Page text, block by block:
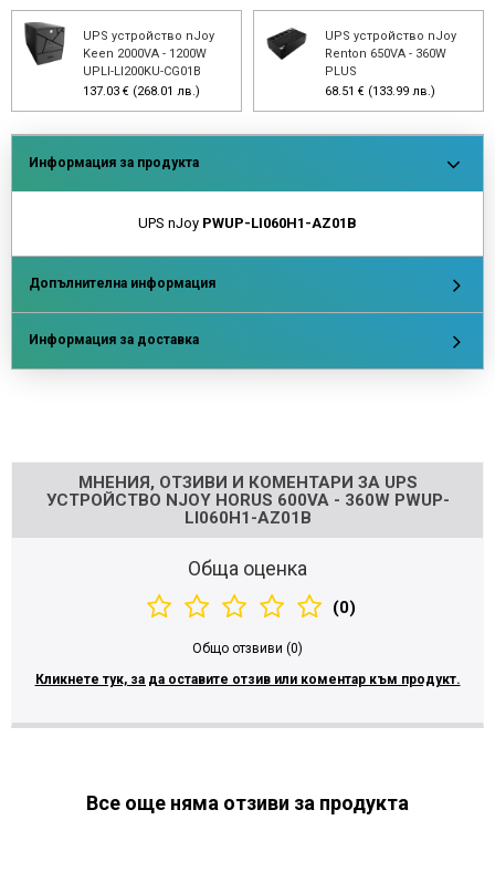
UPS устройство nJoy
Keen 2000VA - 1200W
UPLI-LI200KU-CG01B
137.03 € (268.01 лв.)
UPS устройство nJoy
Renton 650VA - 360W
PLUS
68.51 € (133.99 лв.)
Информация за продукта
UPS nJoy PWUP-LI060H1-AZ01B
Допълнителна информация
Информация за доставка
МНЕНИЯ, ОТЗИВИ И КОМЕНТАРИ ЗА UPS
УСТРОЙСТВО NJOY HORUS 600VA - 360W PWUP-
LI060H1-AZ01B
Обща оценка
(0)
Общо отзвиви (0)
Кликнете тук, за да оставите отзив или коментар към продукт.
Все още няма отзиви за продукта